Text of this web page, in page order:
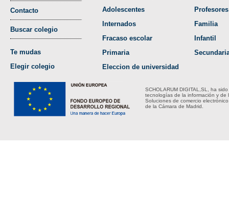
Contacto
Buscar colegio
Te mudas
Elegir colegio
Adolescentes
Internados
Fracaso escolar
Primaria
Eleccion de universidad
Profesores
Familia
Infantil
SCHOLARUM DIGITAL,SL, ha
tecnologías de la información y de
Soluciones de comercio
de la Cámara de Madrid.